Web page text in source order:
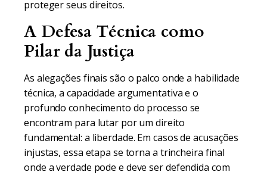
proteger seus direitos.
A Defesa Técnica como
Pilar da Justiça
As alegações finais são o palco onde a habilidade
técnica, a capacidade argumentativa e o
profundo conhecimento do processo se
encontram para lutar por um direito
fundamental: a liberdade. Em casos de acusações
injustas, essa etapa se torna a trincheira final
onde a verdade pode e deve ser defendida com